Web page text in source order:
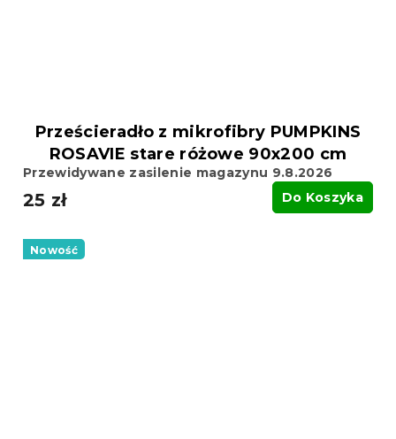
Prześcieradło z mikrofibry PUMPKINS
ROSAVIE stare różowe 90x200 cm
Przewidywane zasilenie magazynu 9.8.2026
25 zł Do Koszyka
Nowość